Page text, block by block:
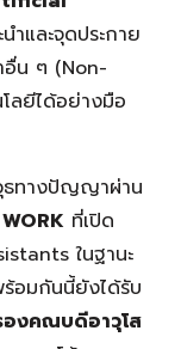
ำและจุดประกาย
อื่น ๆ (Non-
ลยีได้อย่างมือ
ธทางปัญญาผ่าน
ที่เปิด
ในฐานะ
อมกันนี้ยังได้รับ
องคณบดีอาวุโส